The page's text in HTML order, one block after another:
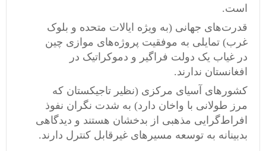
است.
قدرت‌های جهانی (به ویژه ایالات متحده و بلوک
غرب) تمایلی به موفقیت پروژه‌های موازی چین
در غیاب یک دولت فراگیر و دموکراتیک در
افغانستان ندارند.
کشورهای آسیای مرکزی (نظیر تاجیکستان که
مرز طولانی با واخان دارد) به شدت نگران نفوذ
افراط‌گرایی مذهبی از بدخشان هستند و دیدگاهی
بدبینانه به توسعه مسیرهای غیرقابل کنترل دارند.